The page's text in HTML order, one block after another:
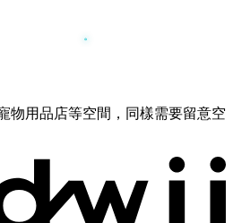
物用品店等空間，同樣需要留意空